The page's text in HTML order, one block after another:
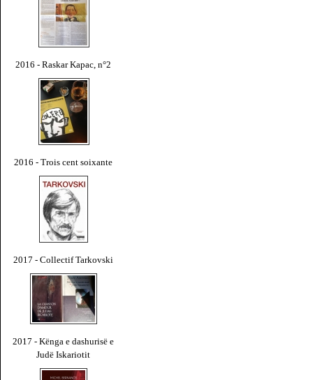
2016 - Raskar Kapac, n°2
2016 - Trois cent soixante
2017 - Collectif Tarkovski
2017 - Kënga e dashurisë e
Judë Iskariotit